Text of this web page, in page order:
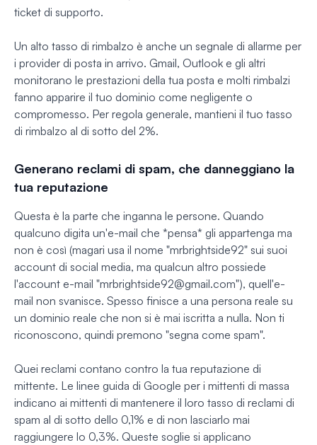
ticket di supporto.
Un alto tasso di rimbalzo è anche un segnale di allarme per
i provider di posta in arrivo. Gmail, Outlook e gli altri
monitorano le prestazioni della tua posta e molti rimbalzi
fanno apparire il tuo dominio come negligente o
compromesso. Per regola generale, mantieni il tuo tasso
di rimbalzo al di sotto del 2%.
Generano reclami di spam, che danneggiano la
tua reputazione
Questa è la parte che inganna le persone. Quando
qualcuno digita un'e-mail che *pensa* gli appartenga ma
non è così (magari usa il nome "mrbrightside92" sui suoi
account di social media, ma qualcun altro possiede
l'account e-mail "mrbrightside92@gmail.com"), quell'e-
mail non svanisce. Spesso finisce a una persona reale su
un dominio reale che non si è mai iscritta a nulla. Non ti
riconoscono, quindi premono "segna come spam".
Quei reclami contano contro la tua reputazione di
mittente. Le linee guida di Google per i mittenti di massa
indicano ai mittenti di mantenere il loro tasso di reclami di
spam al di sotto dello 0,1% e di non lasciarlo mai
raggiungere lo 0,3%. Queste soglie si applicano